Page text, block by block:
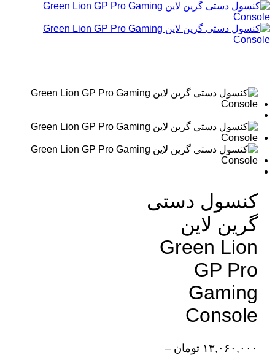
کنسول دستی
گرین لاین
Green Lion
GP Pro
Gaming
Console
۱۳,۰۶۰,۰۰۰ تومان –